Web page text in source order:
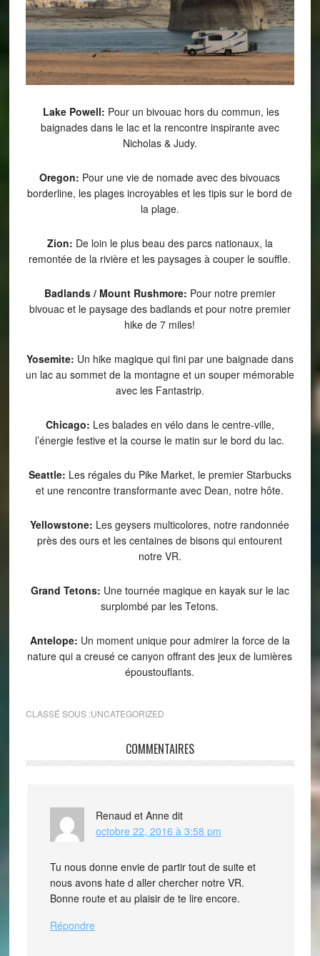
Lake Powell: Pour un bivouac hors du commun, les
baignades dans le lac et la rencontre inspirante avec
Nicholas & Judy.
Oregon: Pour une vie de nomade avec des bivouacs
borderline, les plages incroyables et les tipis sur le bord de
la plage.
Zion: De loin le plus beau des parcs nationaux, la
remontée de la rivière et les paysages à couper le souffle.
Badlands / Mount Rushmore: Pour notre premier
bivouac et le paysage des badlands et pour notre premier
hike de 7 miles!
Yosemite: Un hike magique qui fini par une baignade dans
un lac au sommet de la montagne et un souper mémorable
avec les Fantastrip.
Chicago: Les balades en vélo dans le centre-ville,
l’énergie festive et la course le matin sur le bord du lac.
Seattle: Les régales du Pike Market, le premier Starbucks
et une rencontre transformante avec Dean, notre hôte.
Yellowstone: Les geysers multicolores, notre randonnée
près des ours et les centaines de bisons qui entourent
notre VR.
Grand Tetons: Une tournée magique en kayak sur le lac
surplombé par les Tetons.
Antelope: Un moment unique pour admirer la force de la
nature qui a creusé ce canyon offrant des jeux de lumières
époustouflants.
CLASSÉ SOUS :UNCATEGORIZED
COMMENTAIRES
Renaud et Anne dit
octobre 22, 2016 à 3:58 pm
Tu nous donne envie de partir tout de suite et
nous avons hate d aller chercher notre VR.
Bonne route et au plaisir de te lire encore.
Répondre